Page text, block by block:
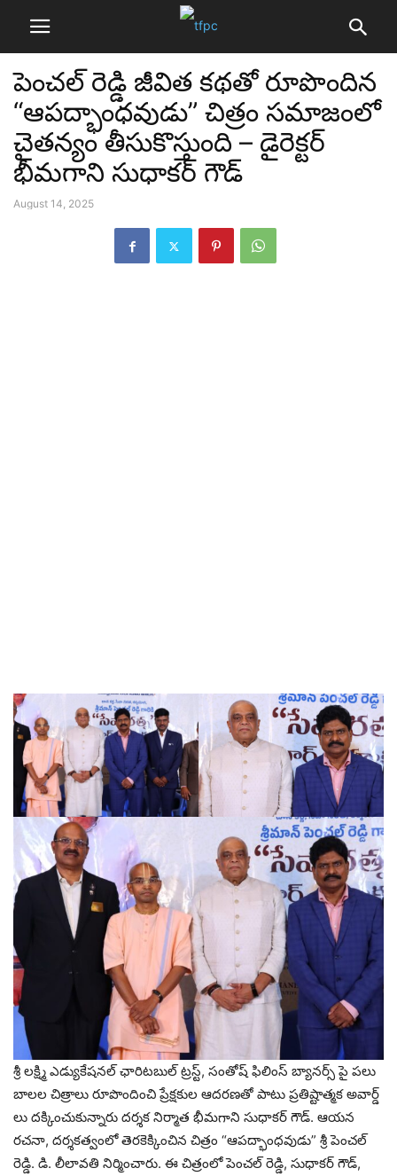
పెంచల్ రెడ్డి జీవిత కథతో రూపొందిన
“ఆపద్భాంధవుడు” చిత్రం సమాజంలో
చైతన్యం తీసుకొస్తుంది – డైరెక్టర్
భీమగాని సుధాకర్ గౌడ్
August 14, 2025
శ్రీ లక్ష్మి ఎడ్యుకేషనల్ ఛారిటబుల్ ట్రస్ట్, సంతోష్ ఫిలింస్ బ్యానర్స్ పై పలు
బాలల చిత్రాలు రూపొందించి ప్రేక్షకుల ఆదరణతో పాటు ప్రతిష్టాత్మక అవార్డ్
లు దక్కించుకున్నారు దర్శక నిర్మాత భీమగాని సుధాకర్ గౌడ్. ఆయన
రచనా, దర్శకత్వంలో తెరకెక్కించిన చిత్రం “ఆపద్భాంధవుడు” శ్రీ పెంచల్
రెడ్డి. డి. లీలావతి నిర్మించారు. ఈ చిత్రంలో పెంచల్ రెడ్డి, సుధాకర్ గౌడ్,